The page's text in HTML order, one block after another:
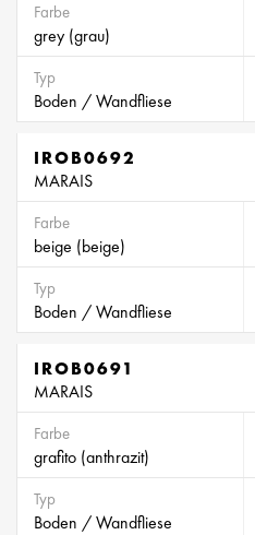
Farbe
grey (grau)
Typ
Boden / Wandfliese
IROB0692
MARAIS
Farbe
beige (beige)
Typ
Boden / Wandfliese
IROB0691
MARAIS
Farbe
grafito (anthrazit)
Typ
Boden / Wandfliese